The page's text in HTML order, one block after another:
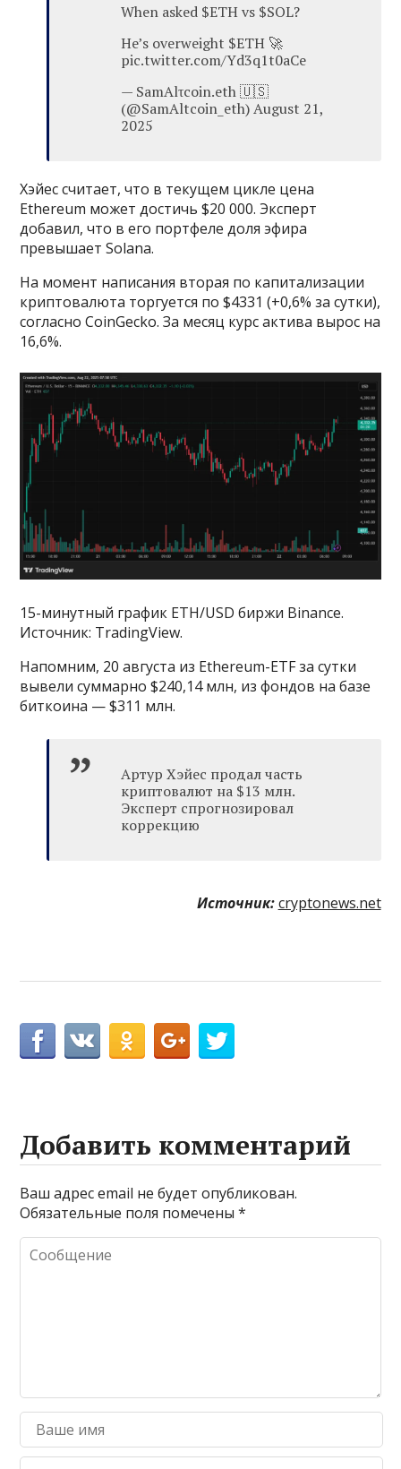
When asked $ETH vs $SOL?
He’s overweight $ETH 🚀
pic.twitter.com/Yd3q1t0aCe
— SamAlτcoin.eth 🇺🇸
(@SamAltcoin_eth) August 21,
2025
Хэйес считает, что в текущем цикле цена
Ethereum может достичь $20 000. Эксперт
добавил, что в его портфеле доля эфира
превышает Solana.
На момент написания вторая по капитализации
криптовалюта торгуется по $4331 (+0,6% за сутки),
согласно CoinGecko. За месяц курс актива вырос на
16,6%.
15-минутный график ETH/USD биржи Binance.
Источник: TradingView.
Напомним, 20 августа из Ethereum-ETF за сутки
вывели суммарно $240,14 млн, из фондов на базе
биткоина — $311 млн.
Артур Хэйес продал часть
криптовалют на $13 млн.
Эксперт спрогнозировал
коррекцию
Источник: cryptonews.net
Добавить комментарий
Ваш адрес email не будет опубликован.
Обязательные поля помечены*